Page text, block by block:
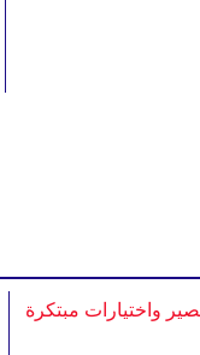
واختيارات مبتكرة